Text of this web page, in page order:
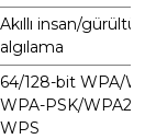
Akıllı insan/gürültü/
algılama
64/128-bit WPA/
WPA-PSK/WPA2-
WPS